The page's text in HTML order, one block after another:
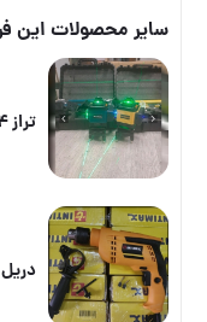
فروشگاه
تراز ۴ خط ۱۶ لاین
دریل چکشی سه نظام ۱۳ دیمردار اینتیمکس